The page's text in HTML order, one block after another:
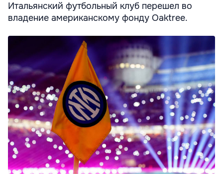
Итальянский футбольный клуб перешел во
владение американскому фонду Oaktree.